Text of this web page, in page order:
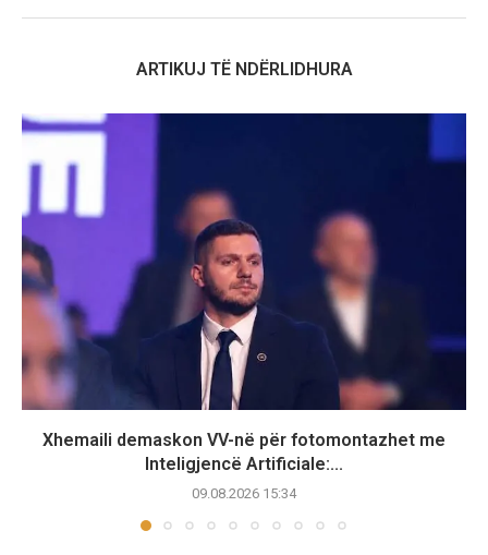
ARTIKUJ TË NDËRLIDHURA
Xhemaili demaskon VV-në për fotomontazhet me
Inteligjencë Artificiale:...
09.08.2026 15:34